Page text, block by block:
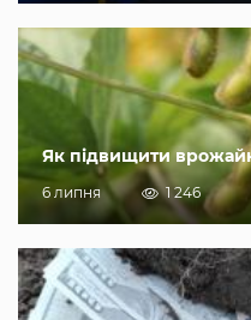
Як підвищити
6 липня 1 246